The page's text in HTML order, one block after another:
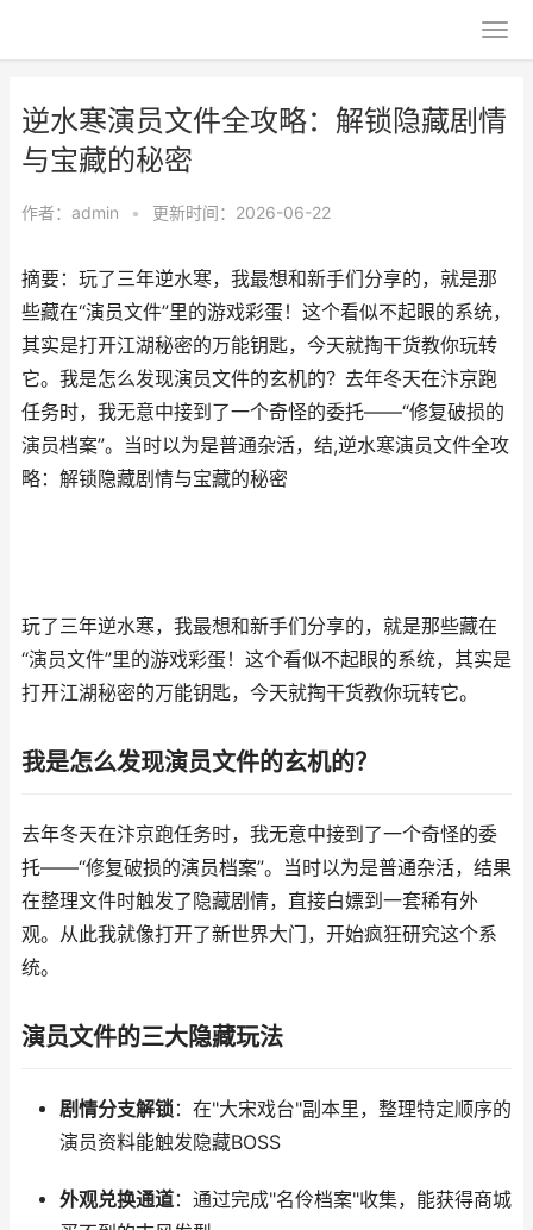
逆水寒演员文件全攻略：解锁隐藏剧情
与宝藏的秘密
作者： admin • 更新时间：2026-06-22
摘要：玩了三年逆水寒，我最想和新手们分享的，就是那
些藏在“演员文件”里的游戏彩蛋！这个看似不起眼的系统，
其实是打开江湖秘密的万能钥匙，今天就掏干货教你玩转
它。我是怎么发现演员文件的玄机的？去年冬天在汴京跑
任务时，我无意中接到了一个奇怪的委托——“修复破损的
演员档案”。当时以为是普通杂活，结,逆水寒演员文件全攻
略：解锁隐藏剧情与宝藏的秘密
玩了三年逆水寒，我最想和新手们分享的，就是那些藏在
“演员文件”里的游戏彩蛋！这个看似不起眼的系统，其实是
打开江湖秘密的万能钥匙，今天就掏干货教你玩转它。
我是怎么发现演员文件的玄机的？
去年冬天在汴京跑任务时，我无意中接到了一个奇怪的委
托——“修复破损的演员档案”。当时以为是普通杂活，结果
在整理文件时触发了隐藏剧情，直接白嫖到一套稀有外
观。从此我就像打开了新世界大门，开始疯狂研究这个系
统。
演员文件的三大隐藏玩法
剧情分支解锁 ：在"大宋戏台"副本里，整理特定顺序的
演员资料能触发隐藏BOSS
外观兑换通道：通过完成"名伶档案"收集，能获得商城